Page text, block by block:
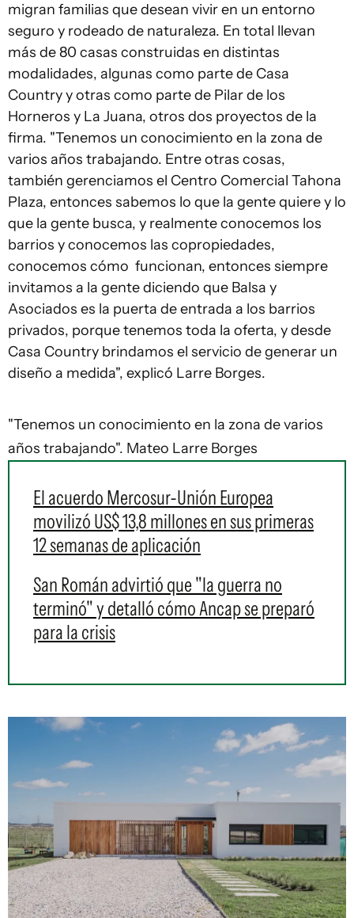
migran familias que desean vivir en un entorno
seguro y rodeado de naturaleza. En total llevan
más de 80 casas construidas en distintas
modalidades, algunas como parte de Casa
Country y otras como parte de Pilar de los
Horneros y La Juana, otros dos proyectos de la
firma. "Tenemos un conocimiento en la zona de
varios años trabajando. Entre otras cosas,
también gerenciamos el Centro Comercial Tahona
Plaza, entonces sabemos lo que la gente quiere y lo
que la gente busca, y realmente conocemos los
barrios y conocemos las copropiedades,
conocemos cómo funcionan, entonces siempre
invitamos a la gente diciendo que Balsa y
Asociados es la puerta de entrada a los barrios
privados, porque tenemos toda la oferta, y desde
Casa Country brindamos el servicio de generar un
diseño a medida", explicó Larre Borges.
"Tenemos un conocimiento en la zona de varios
años trabajando". Mateo Larre Borges
El acuerdo Mercosur-Unión Europea
movilizó US$ 13,8 millones en sus primeras
12 semanas de aplicación
San Román advirtió que "la guerra no
terminó" y detalló cómo Ancap se preparó
para la crisis